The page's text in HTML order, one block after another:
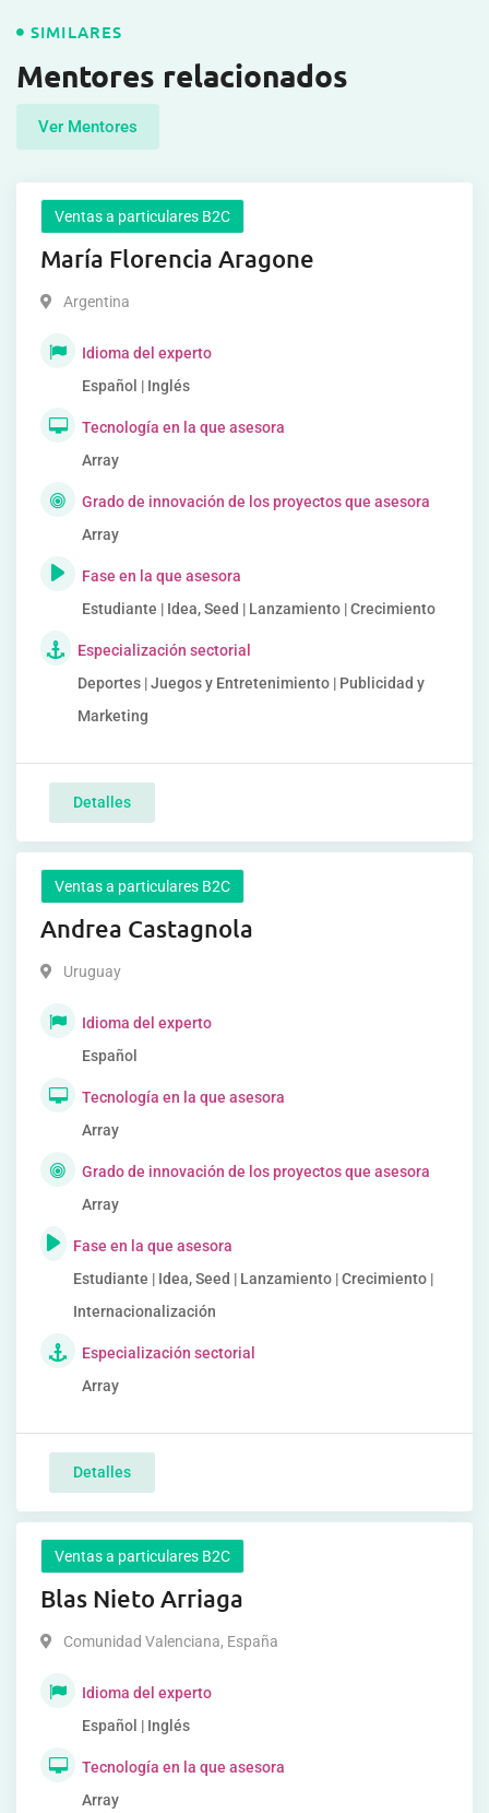
SIMILARES
Mentores relacionados
Ver Mentores
Ventas a particulares B2C
María Florencia Aragone
Argentina
Idioma del experto
Español | Inglés
Tecnología en la que asesora
Array
Grado de innovación de los proyectos que asesora
Array
Fase en la que asesora
Estudiante | Idea, Seed | Lanzamiento | Crecimiento
Especialización sectorial
Deportes | Juegos y Entretenimiento | Publicidad y
Marketing
Detalles
Ventas a particulares B2C
Andrea Castagnola
Uruguay
Idioma del experto
Español
Tecnología en la que asesora
Array
Grado de innovación de los proyectos que asesora
Array
Fase en la que asesora
Estudiante | Idea, Seed | Lanzamiento | Crecimiento |
Internacionalización
Especialización sectorial
Array
Detalles
Ventas a particulares B2C
Blas Nieto Arriaga
Comunidad Valenciana, España
Idioma del experto
Español | Inglés
Tecnología en la que asesora
Array